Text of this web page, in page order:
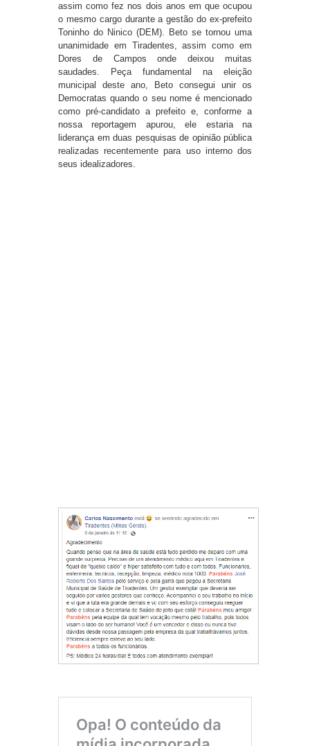
assim como fez nos dois anos em que ocupou
o mesmo cargo durante a gestão do ex-prefeito
Toninho do Ninico (DEM). Beto se tornou uma
unanimidade em Tiradentes, assim como em
Dores de Campos onde deixou muitas
saudades. Peça fundamental na eleição
municipal deste ano, Beto consegui unir os
Democratas quando o seu nome é mencionado
como pré-candidato a prefeito e, conforme a
nossa reportagem apurou, ele estaria na
liderança em duas pesquisas de opinião pública
realizadas recentemente para uso interno dos
seus idealizadores.